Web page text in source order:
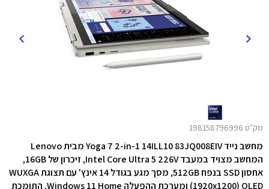
מק"ט 198158796996
מחשב נייד Yoga 7 2-in-1 14ILL10 83JQ008EIV מבית Lenovo
המחשב מצויד במעבד Intel Core Ultra 5 226V,
זיכרון של 16GB,
אחסון SSD בנפח 512GB,
מסך מגע בגודל 14 אינץ' עם תצוגת WUXGA
(1920x1200) OLED ו
מערכת ההפעלה Windows 11 Home, התומכת